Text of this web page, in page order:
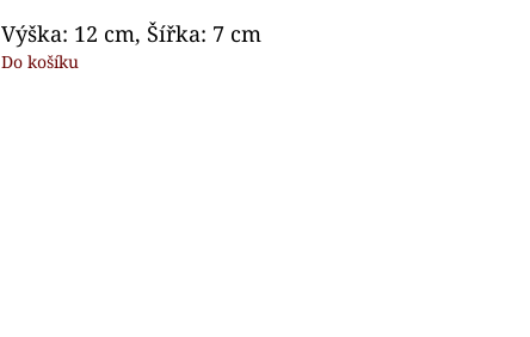
Výška: 12 cm, Šířka: 7 cm
Do košíku